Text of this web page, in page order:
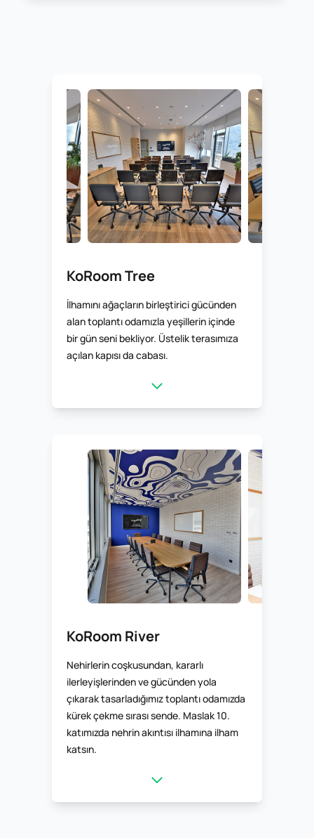
KoRoom Tree
İlhamını ağaçların birleştirici gücünden
alan toplantı odamızla yeşillerin içinde
bir gün seni bekliyor. Üstelik terasımıza
açılan kapısı da cabası.
KoRoom River
Nehirlerin coşkusundan, kararlı
ilerleyişlerinden ve gücünden yola
çıkarak tasarladığımız toplantı odamızda
kürek çekme sırası sende. Maslak 10.
katımızda nehrin akıntısı ilhamına ilham
katsın.